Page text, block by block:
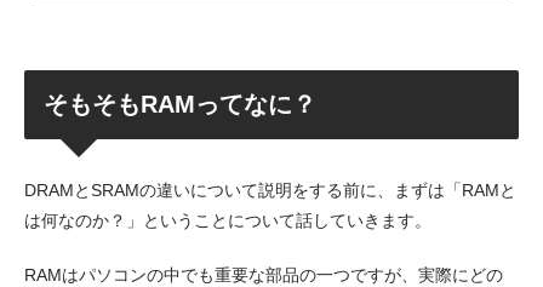
そもそもRAMってなに？
DRAMとSRAMの違いについて説明をする前に、まずは「RAMと
は何なのか？」ということについて話していきます。
RAMはパソコンの中でも重要な部品の一つですが、実際にどの